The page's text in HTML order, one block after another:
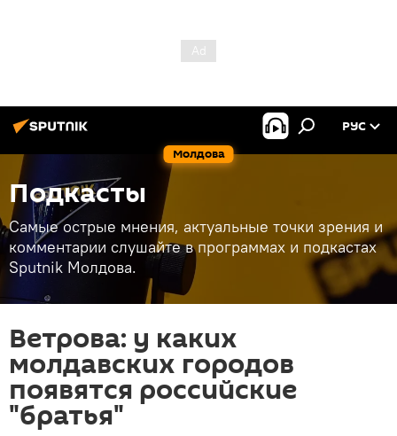
Молдова
РУС
Подкасты
Самые острые мнения, актуальные точки зрения и
комментарии слушайте в программах и подкастах
Sputnik Молдова.
Ветрова: у каких
молдавских городов
появятся российские
"братья"